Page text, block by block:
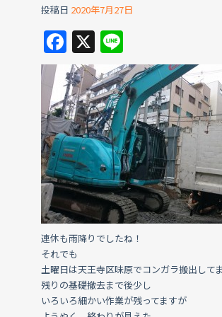
投稿日 2020年7月27日
F
a
c
e
b
o
o
k
X
n
e
連休も雨降りでしたね！
それでも
土曜日は天王寺区味原でコンガラ搬出して
残りの基礎撤去まで後少し
いろいろ細かい作業が残ってますが